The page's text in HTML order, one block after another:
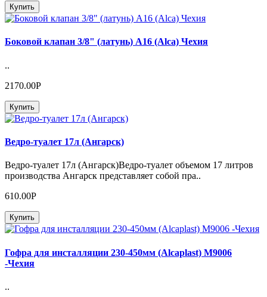
Купить
Боковой клапан 3/8" (латунь) А16 (Alca) Чехия
..
2170.00Р
Купить
Ведро-туалет 17л (Ангарск)
Ведро-туалет 17л (Ангарск)Ведро-туалет объемом 17 литров
производства Ангарск представляет собой пра..
610.00Р
Купить
Гофра для инсталляции 230-450мм (Alcaplast) М9006
-Чехия
..